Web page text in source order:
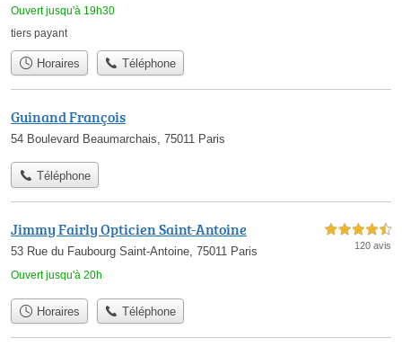
Ouvert jusqu'à 19h30
tiers payant
Horaires Téléphone
Guinand François
54 Boulevard Beaumarchais, 75011 Paris
Téléphone
Jimmy Fairly Opticien Saint-Antoine
53 Rue du Faubourg Saint-Antoine, 75011 Paris
Ouvert jusqu'à 20h
4,5 étoiles sur 5
120 avis
Horaires Téléphone